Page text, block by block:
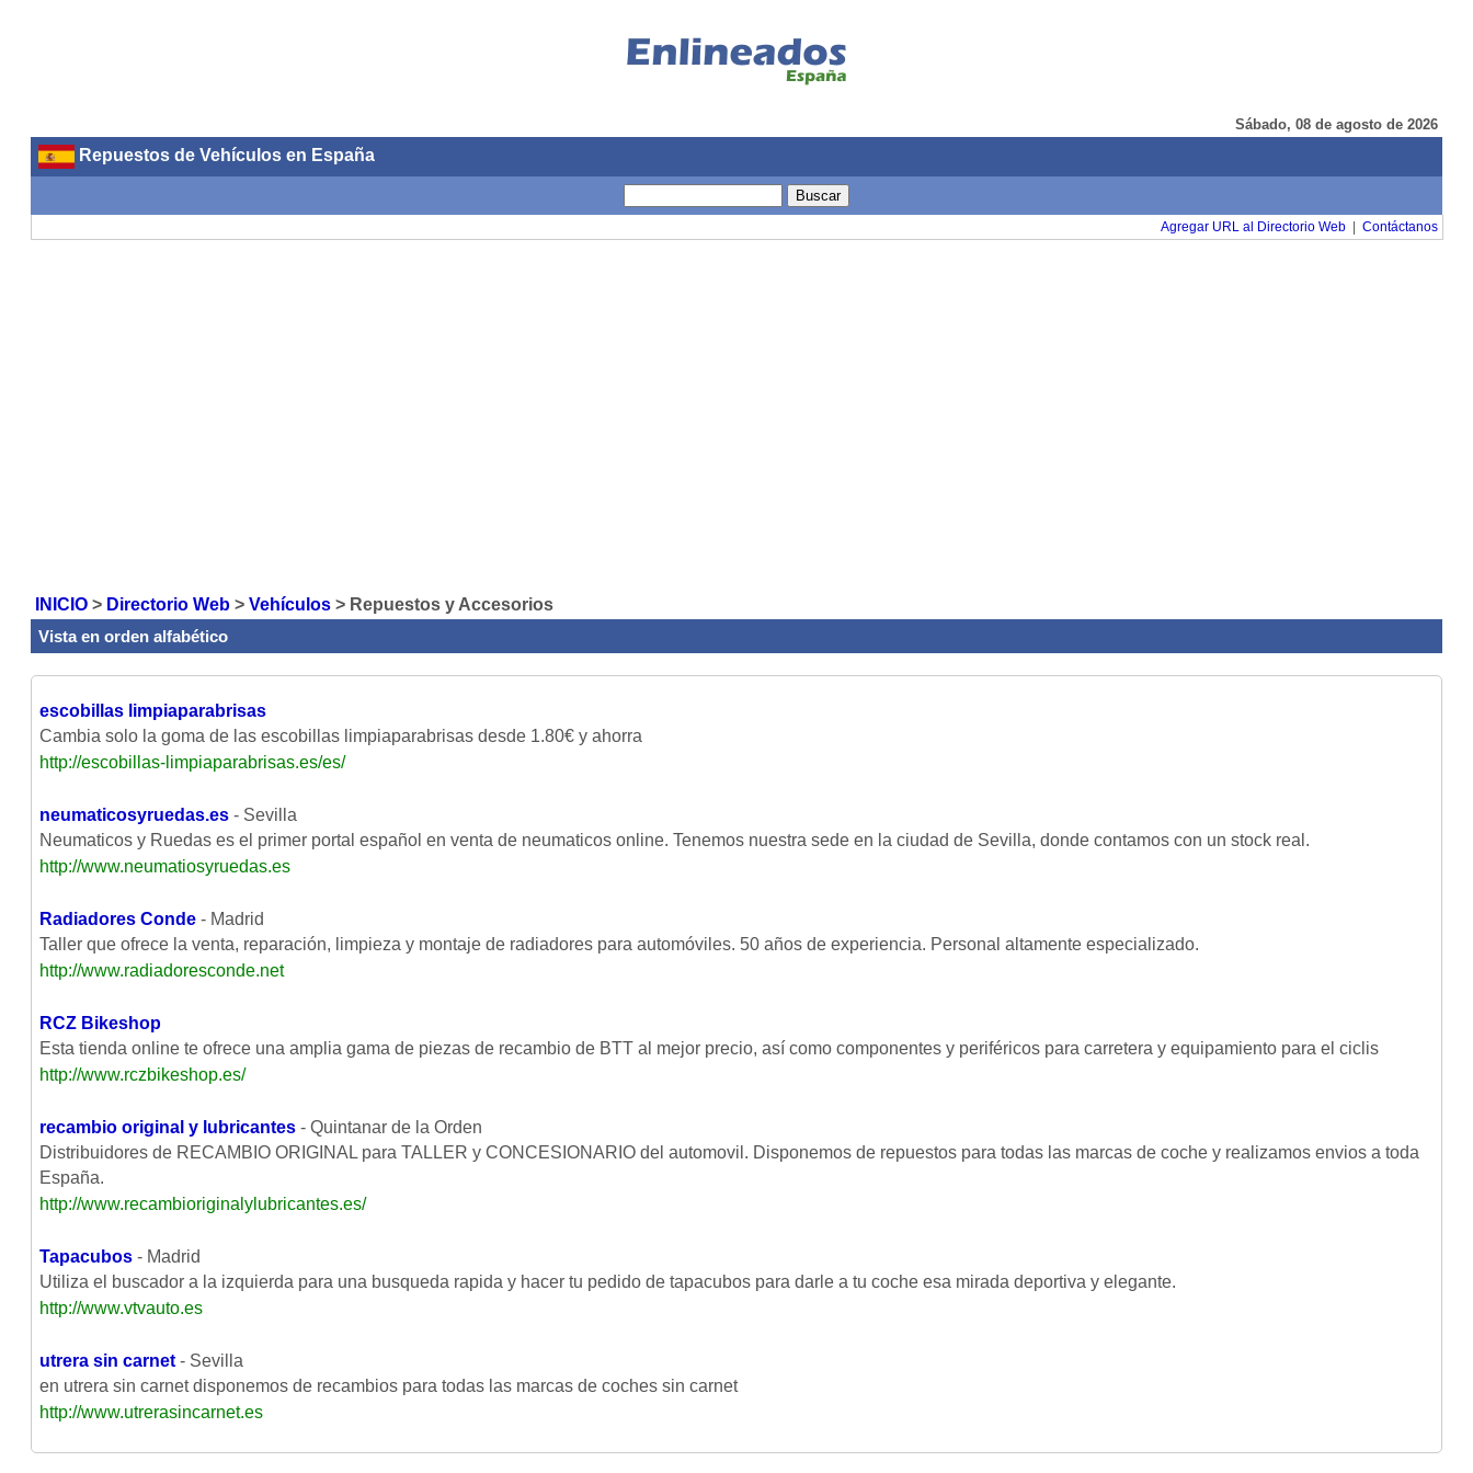
Sábado, 08 de agosto de 2026
Repuestos de Vehículos en España
Agregar URL al Directorio Web| Contáctanos
INICIO> Directorio Web > Vehículos >Repuestos y Accesorios
Vista en orden alfabético
escobillas limpiaparabrisas
Cambia solo la goma de las escobillas limpiaparabrisas desde 1.80€ y ahorra
http://escobillas-limpiaparabrisas.es/es/
neumaticosyruedas.es- Sevilla
Neumaticos y Ruedas es el primer portal español en venta de neumaticos online. Tenemos nuestra sede en la ciudad de Sevilla, donde contamos con un stock real.
http://www.neumatiosyruedas.es
Radiadores Conde- Madrid
Taller que ofrece la venta, reparación, limpieza y montaje de radiadores para automóviles. 50 años de experiencia. Personal altamente especializado.
http://www.radiadoresconde.net
RCZ Bikeshop
Esta tienda online te ofrece una amplia gama de piezas de recambio de BTT al mejor precio, así como componentes y periféricos para carretera y equipamiento para el ciclis
http://www.rczbikeshop.es/
recambio original y lubricantes- Quintanar de la Orden
Distribuidores de RECAMBIO ORIGINAL para TALLER y CONCESIONARIO del automovil. Disponemos de repuestos para todas las marcas de coche y realizamos envios a toda
España.
http://www.recambioriginalylubricantes.es/
Tapacubos- Madrid
Utiliza el buscador a la izquierda para una busqueda rapida y hacer tu pedido de tapacubos para darle a tu coche esa mirada deportiva y elegante.
http://www.vtvauto.es
utrera sin carnet- Sevilla
en utrera sin carnet disponemos de recambios para todas las marcas de coches sin carnet
http://www.utrerasincarnet.es